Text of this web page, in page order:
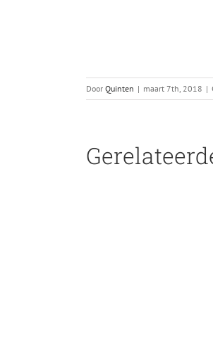
Door Quinten | maart 7th, 2018 |